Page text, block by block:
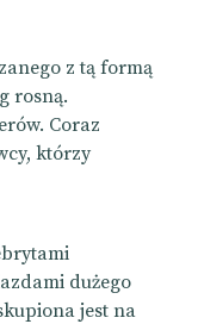
z tą formą
rosną.
Coraz
którzy
dużego
jest na